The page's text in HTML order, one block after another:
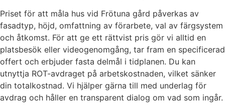
Priset för att måla hus vid Frötuna gård påverkas av
fasadtyp, höjd, omfattning av förarbete, val av färgsystem
och åtkomst. För att ge ett rättvist pris gör vi alltid en
platsbesök eller videogenomgång, tar fram en specificerad
offert och erbjuder fasta delmål i tidplanen. Du kan
utnyttja ROT-avdraget på arbetskostnaden, vilket sänker
din totalkostnad. Vi hjälper gärna till med underlag för
avdrag och håller en transparent dialog om vad som ingår.